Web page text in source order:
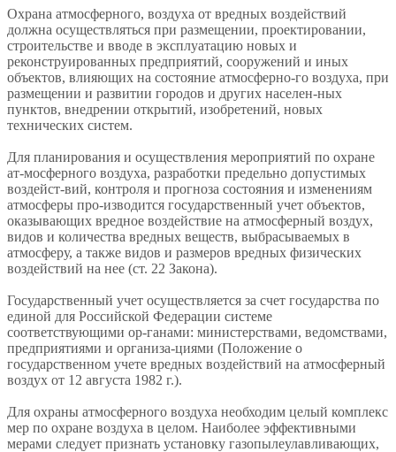
Охрана атмосферного, воздуха от вредных воздействий
должна осуществляться при размещении, проектировании,
строительстве и вводе в эксплуатацию новых и
реконструированных предприятий, сооружений и иных
объектов, влияющих на состояние атмосферно-го воздуха, при
размещении и развитии городов и других населен-ных
пунктов, внедрении открытий, изобретений, новых
технических систем.
Для планирования и осуществления мероприятий по охране
ат-мосферного воздуха, разработки предельно допустимых
воздейст-вий, контроля и прогноза состояния и изменениям
атмосферы про-изводится государственный учет объектов,
оказывающих вредное воздействие на атмосферный воздух,
видов и количества вредных веществ, выбрасываемых в
атмосферу, а также видов и размеров вредных физических
воздействий на нее (ст. 22 Закона).
Государственный учет осуществляется за счет государства по
единой для Российской Федерации системе
соответствующими ор-ганами: министерствами, ведомствами,
предприятиями и организа-циями (Положение о
государственном учете вредных воздействий на атмосферный
воздух от 12 августа 1982 г.).
Для охраны атмосферного воздуха необходим целый комплекс
мер по охране воздуха в целом. Наиболее эффективными
мерами следует признать установку газопылеулавливающих,